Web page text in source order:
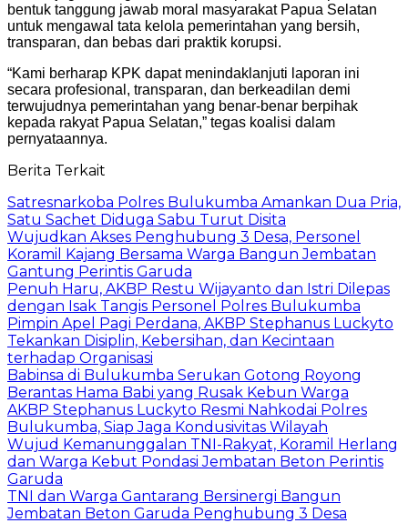
bentuk tanggung jawab moral masyarakat Papua Selatan
untuk mengawal tata kelola pemerintahan yang bersih,
transparan, dan bebas dari praktik korupsi.
“Kami berharap KPK dapat menindaklanjuti laporan ini
secara profesional, transparan, dan berkeadilan demi
terwujudnya pemerintahan yang benar-benar berpihak
kepada rakyat Papua Selatan,” tegas koalisi dalam
pernyataannya.
Berita Terkait
Satresnarkoba Polres Bulukumba Amankan Dua Pria,
Satu Sachet Diduga Sabu Turut Disita
Wujudkan Akses Penghubung 3 Desa, Personel
Koramil Kajang Bersama Warga Bangun Jembatan
Gantung Perintis Garuda
Penuh Haru, AKBP Restu Wijayanto dan Istri Dilepas
dengan Isak Tangis Personel Polres Bulukumba
Pimpin Apel Pagi Perdana, AKBP Stephanus Luckyto
Tekankan Disiplin, Kebersihan, dan Kecintaan
terhadap Organisasi
Babinsa di Bulukumba Serukan Gotong Royong
Berantas Hama Babi yang Rusak Kebun Warga
AKBP Stephanus Luckyto Resmi Nahkodai Polres
Bulukumba, Siap Jaga Kondusivitas Wilayah
Wujud Kemanunggalan TNI-Rakyat, Koramil Herlang
dan Warga Kebut Pondasi Jembatan Beton Perintis
Garuda
TNI dan Warga Gantarang Bersinergi Bangun
Jembatan Beton Garuda Penghubung 3 Desa